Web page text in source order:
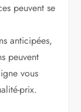
peuvent se
anticipées,
peuvent
vous
prix.